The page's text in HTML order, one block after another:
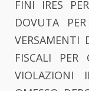
FINI IRES
DOVUTA
VERSAMENTI
FISCALI PER
VIOLAZIONI